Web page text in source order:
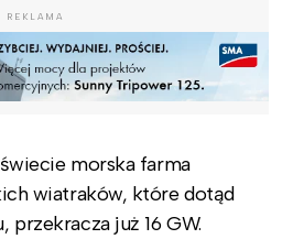
REKLAMA
morska farma
wiatraków, które dotąd
już 16 GW.